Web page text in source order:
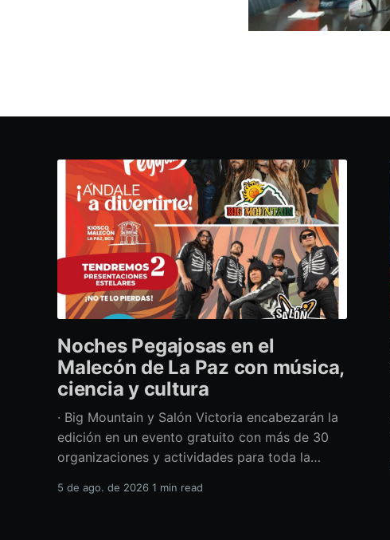
Noches Pegajosas en el
Malecón de La Paz con música,
ciencia y cultura
· Big Mountain y Salón Victoria encabezarán la
edición en un evento gratuito con más de 30
organizaciones y actividades para toda la
en vivo, divulgación científica y actividades
5 de ago. de 2026 1 min read